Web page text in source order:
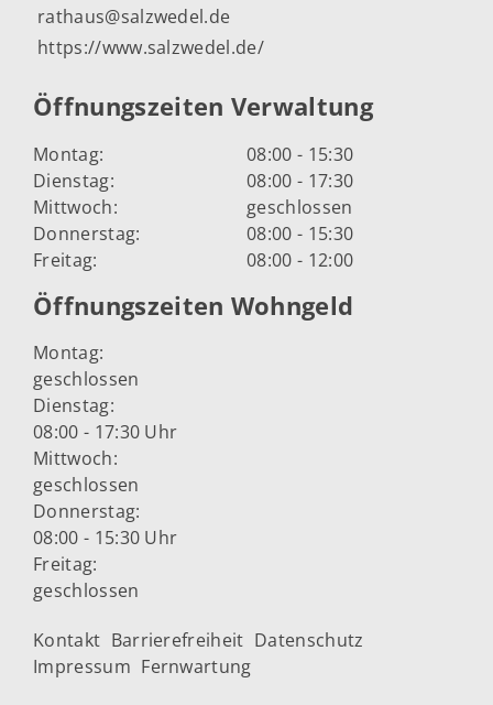
rathaus@salzwedel.de
https://www.salzwedel.de/
Öffnungszeiten Verwaltung
Montag:
08:00 - 15:30
Dienstag:
08:00 - 17:30
Mittwoch:
geschlossen
Donnerstag:
08:00 - 15:30
Freitag:
08:00 - 12:00
Öffnungszeiten Wohngeld
Montag:
geschlossen
Dienstag:
08:00 - 17:30 Uhr
Mittwoch:
geschlossen
Donnerstag:
08:00 - 15:30 Uhr
Freitag:
geschlossen
Kontakt Barrierefreiheit Datenschutz
Impressum Fernwartung